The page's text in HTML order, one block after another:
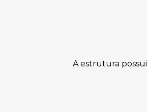
A estrutura possui